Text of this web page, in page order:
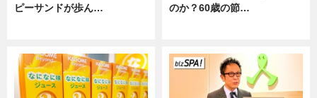
ピーサンドが歩ん…
のか？60歳の節…